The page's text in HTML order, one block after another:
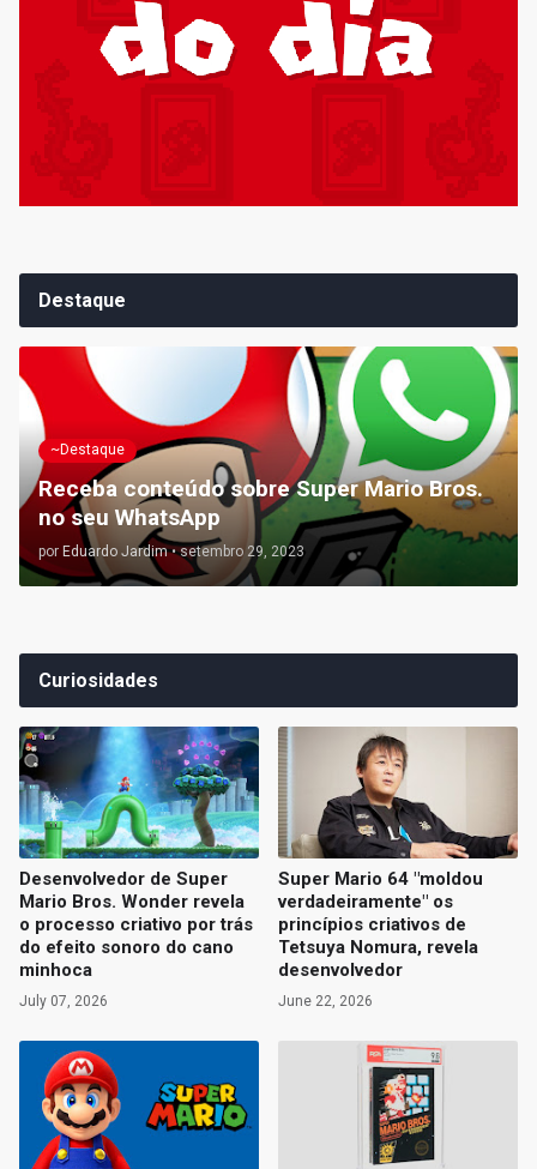
Destaque
~Destaque
Receba conteúdo sobre Super Mario Bros.
no seu WhatsApp
por Eduardo Jardim • setembro 29, 2023
Curiosidades
Desenvolvedor de Super
Mario Bros. Wonder revela
o processo criativo por trás
do efeito sonoro do cano
minhoca
July 07, 2026
Super Mario 64 "moldou
verdadeiramente" os
princípios criativos de
Tetsuya Nomura, revela
desenvolvedor
June 22, 2026